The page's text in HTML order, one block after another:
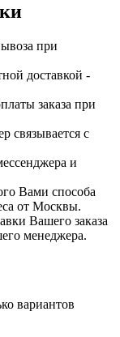
при
доставкой -
заказа при
связывается с
и
Вами способа
от Москвы.
Вашего заказа
менеджера.
вариантов